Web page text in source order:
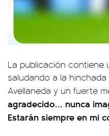
La publicación contiene
saludando a la
Avellaneda y un fuerte
agradecido... nunca
Estarán siempre en mi